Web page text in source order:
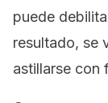
puede
resultado, se
astillarse con